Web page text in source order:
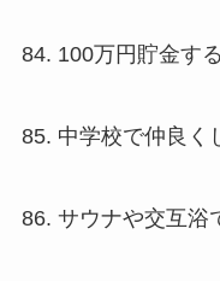
84. 100万円貯金する
85. 中学校で仲良く
86. サウナや交互浴